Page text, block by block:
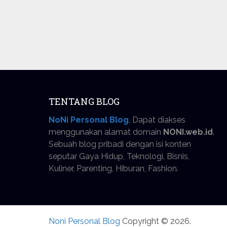
TENTANG BLOG
NoNi Personal Blog. Dapat diakses
menggunakan alamat domain NONI.web.id.
Sebuah blog pribadi dengan isi konten
seputar Gaya Hidup, Teknologi, Bisnis,
Kuliner, Parenting, Hiburan, Fashion.
Noni Personal Blog Copyright © 2026.